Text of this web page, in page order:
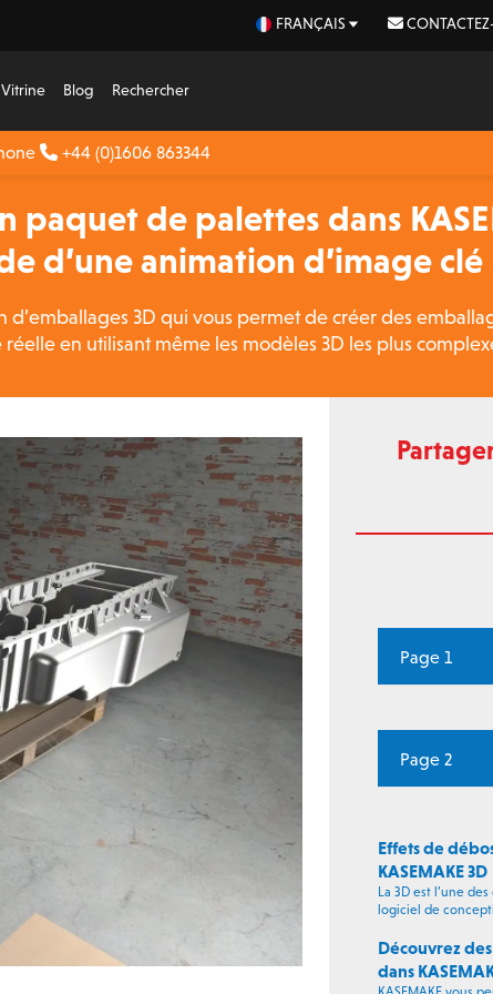
FRANÇAIS
Vitrine Blog Rechercher
+44 (0)1606 863344
paquet de palettes dans
d’une animation d’image clé
d’emballages 3D qui vous permet de créer des
en utilisant même les modèles 3D les plus
Page 1
Page 2
Effets de
KASEMAKE 3D
La 3D est l’une
logiciel de
Découvrez
dans